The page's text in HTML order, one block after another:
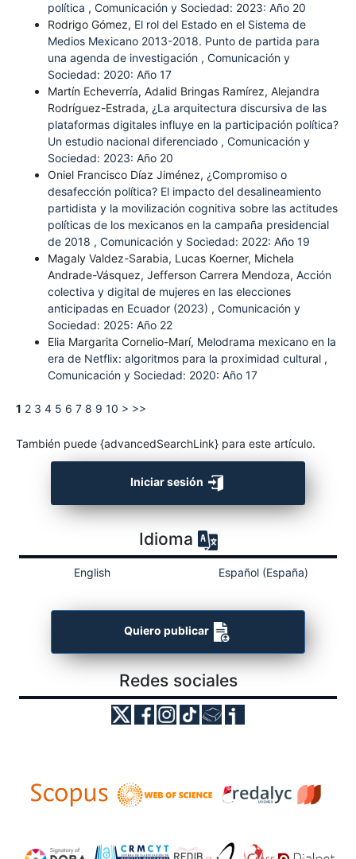
política , Comunicación y Sociedad: 2023: Año 20
Rodrigo Gómez, El rol del Estado en el Sistema de
Medios Mexicano 2013-2018. Punto de partida para
una agenda de investigación , Comunicación y
Sociedad: 2020: Año 17
Martín Echeverría, Adalid Bringas Ramírez, Alejandra
Rodríguez-Estrada, ¿La arquitectura discursiva de las
plataformas digitales influye en la participación política?
Un estudio nacional diferenciado , Comunicación y
Sociedad: 2023: Año 20
Oniel Francisco Díaz Jiménez, ¿Compromiso o
desafección política? El impacto del desalineamiento
partidista y la movilización cognitiva sobre las actitudes
políticas de los mexicanos en la campaña presidencial
de 2018 , Comunicación y Sociedad: 2022: Año 19
Magaly Valdez-Sarabia, Lucas Koerner, Michela
Andrade-Vásquez, Jefferson Carrera Mendoza, Acción
colectiva y digital de mujeres en las elecciones
anticipadas en Ecuador (2023) , Comunicación y
Sociedad: 2025: Año 22
Elia Margarita Cornelio-Marí, Melodrama mexicano en la
era de Netflix: algoritmos para la proximidad cultural ,
Comunicación y Sociedad: 2020: Año 17
1 2 3 4 5 6 7 8 9 10 > >>
También puede {advancedSearchLink} para este artículo.
Iniciar sesión
Idioma
English Español (España)
Quiero publicar
Redes sociales